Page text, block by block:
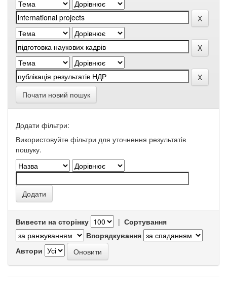
Почати новий пошук
Додати фільтри:
Використовуйте фільтри для уточнення результатів
пошуку.
Вивести на сторінку | Сортування
Впорядкування
Автори